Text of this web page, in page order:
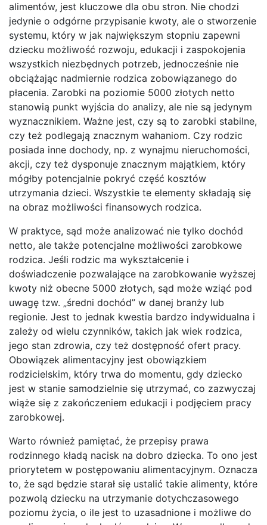
alimentów, jest kluczowe dla obu stron. Nie chodzi
jedynie o odgórne przypisanie kwoty, ale o stworzenie
systemu, który w jak największym stopniu zapewni
dziecku możliwość rozwoju, edukacji i zaspokojenia
wszystkich niezbędnych potrzeb, jednocześnie nie
obciążając nadmiernie rodzica zobowiązanego do
płacenia. Zarobki na poziomie 5000 złotych netto
stanowią punkt wyjścia do analizy, ale nie są jedynym
wyznacznikiem. Ważne jest, czy są to zarobki stabilne,
czy też podlegają znacznym wahaniom. Czy rodzic
posiada inne dochody, np. z wynajmu nieruchomości,
akcji, czy też dysponuje znacznym majątkiem, który
mógłby potencjalnie pokryć część kosztów
utrzymania dzieci. Wszystkie te elementy składają się
na obraz możliwości finansowych rodzica.
W praktyce, sąd może analizować nie tylko dochód
netto, ale także potencjalne możliwości zarobkowe
rodzica. Jeśli rodzic ma wykształcenie i
doświadczenie pozwalające na zarobkowanie wyższej
kwoty niż obecne 5000 złotych, sąd może wziąć pod
uwagę tzw. „średni dochód” w danej branży lub
regionie. Jest to jednak kwestia bardzo indywidualna i
zależy od wielu czynników, takich jak wiek rodzica,
jego stan zdrowia, czy też dostępność ofert pracy.
Obowiązek alimentacyjny jest obowiązkiem
rodzicielskim, który trwa do momentu, gdy dziecko
jest w stanie samodzielnie się utrzymać, co zazwyczaj
wiąże się z zakończeniem edukacji i podjęciem pracy
zarobkowej.
Warto również pamiętać, że przepisy prawa
rodzinnego kładą nacisk na dobro dziecka. To ono jest
priorytetem w postępowaniu alimentacyjnym. Oznacza
to, że sąd będzie starał się ustalić takie alimenty, które
pozwolą dziecku na utrzymanie dotychczasowego
poziomu życia, o ile jest to uzasadnione i możliwe do